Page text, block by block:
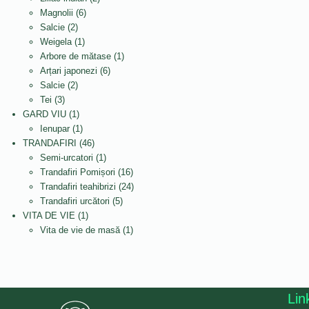
Magnolii 66
Salcie 22
produse
Weigela 1 1
produs
Arbore de mătase 1 1
Arțari japonezi 66
Salcie 22
Tei 33
produse
GARD VIU 1 1
produs
Ienupar 1 1
produs
TRANDAFIRI 4646
de
produse
Semi-urcatori 1 1
produs
Trandafiri Pomișori 1616
produse
Trandafiri teahibrizi 2424
Trandafiri urcători 55
VITA DE VIE 1 1
produs
Vita de vie de masă 1 1